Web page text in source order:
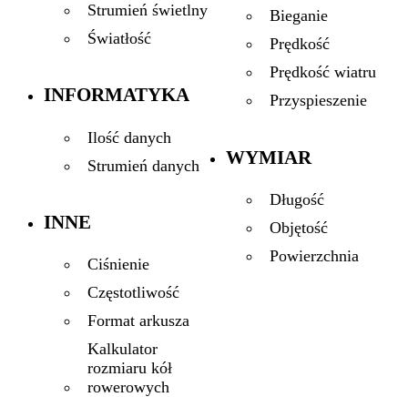
Strumień świetlny
Światłość
INFORMATYKA
Ilość danych
Strumień danych
INNE
Ciśnienie
Częstotliwość
Format arkusza
Kalkulator
rozmiaru kół
rowerowych
Bieganie
Prędkość
Prędkość wiatru
Przyspieszenie
WYMIAR
Długość
Objętość
Powierzchnia